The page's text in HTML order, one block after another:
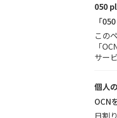
050
「
この
「
サー
個人
OCN
日割